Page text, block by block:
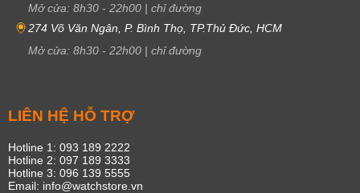
Mở cửa: 8h30 - 22h00 | chỉ đường
274 Võ Văn Ngân, P. Bình Thọ, TP.Thủ Đức, HCM
Mở cửa: 8h30 - 22h00 | chỉ đường
LIÊN HỆ HỖ TRỢ
Hotline 1: 093 189 2222
Hotline 2: 097 189 3333
Hotline 3: 096 139 5555
Email: info@watchstore.vn